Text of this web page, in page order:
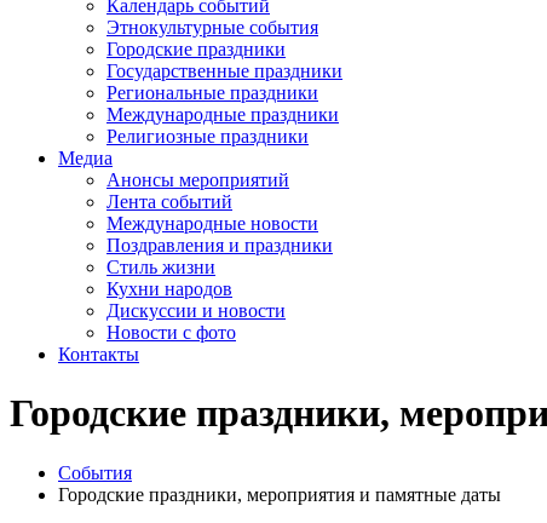
Календарь событий
Этнокультурные события
Городские праздники
Государственные праздники
Региональные праздники
Международные праздники
Религиозные праздники
Медиа
Анонсы мероприятий
Лента событий
Международные новости
Поздравления и праздники
Cтиль жизни
Кухни народов
Дискуссии и новости
Новости с фото
Контакты
Городские праздники,
События
Городские праздники, мероприятия и памятные даты